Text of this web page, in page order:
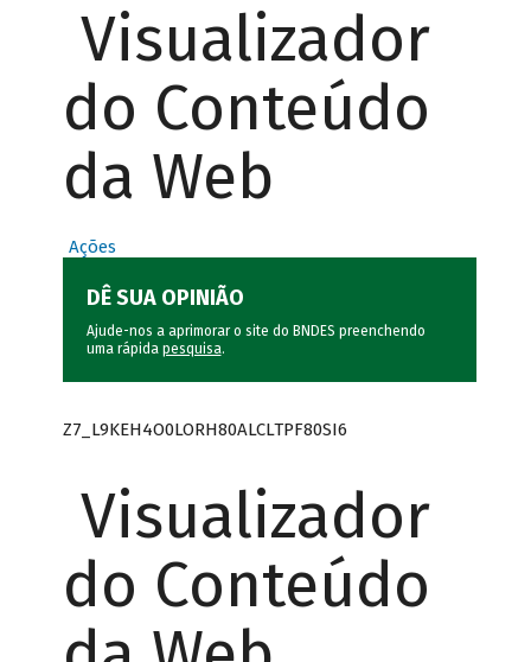
Visualizador
do Conteúdo
da Web
Ações
DÊ SUA OPINIÃO
Ajude-nos a aprimorar o site do BNDES preenchendo
uma rápida pesquisa.
Z7_L9KEH4O0LORH80ALCLTPF80SI6
Visualizador
do Conteúdo